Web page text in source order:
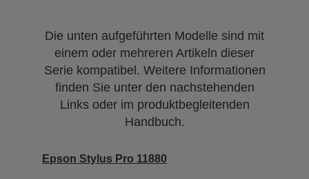
Die unten aufgeführten Modelle sind mit
einem oder mehreren Artikeln dieser
Serie kompatibel. Weitere Informationen
finden Sie unter den nachstehenden
Links oder im produktbegleitenden
Handbuch.
Epson Stylus Pro 11880